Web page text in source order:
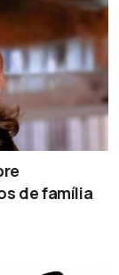
de família